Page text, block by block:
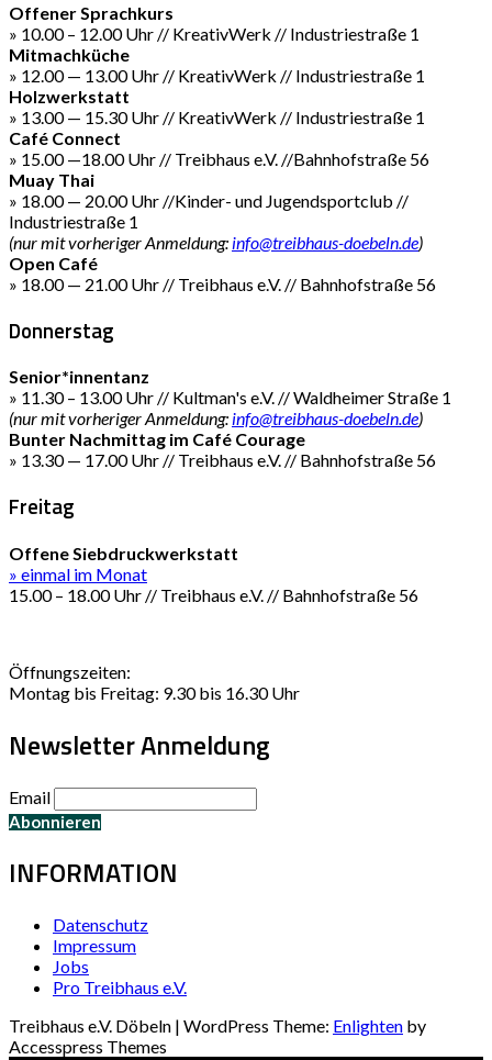
Offener Sprachkurs
» 10.00 – 12.00 Uhr // KreativWerk // Industriestraße 1
Mitmachküche
» 12.00 — 13.00 Uhr // KreativWerk // Industriestraße 1
Holzwerkstatt
» 13.00 — 15.30 Uhr // KreativWerk // Industriestraße 1
Café Connect
» 15.00 —18.00 Uhr // Treibhaus e.V. //Bahnhofstraße 56
Muay Thai
» 18.00 — 20.00 Uhr //Kinder- und Jugendsportclub //
Industriestraße 1
(nur mit vorheriger Anmeldung: info@treibhaus-doebeln.de)
Open Café
» 18.00 — 21.00 Uhr // Treibhaus e.V. // Bahnhofstraße 56
Donnerstag
Senior*innentanz
» 11.30 – 13.00 Uhr // Kultman's e.V. // Waldheimer Straße 1
(nur mit vorheriger Anmeldung: info@treibhaus-doebeln.de)
Bunter Nachmittag im Café Courage
» 13.30 — 17.00 Uhr // Treibhaus e.V. // Bahnhofstraße 56
Freitag
Offene Siebdruckwerkstatt
» einmal im Monat
15.00 – 18.00 Uhr // Treibhaus e.V. // Bahnhofstraße 56
Öffnungszeiten:
Montag bis Freitag: 9.30 bis 16.30 Uhr
Newsletter Anmeldung
Email
INFORMATION
Datenschutz
Impressum
Jobs
Pro Treibhaus e.V.
Treibhaus e.V. Döbeln | WordPress Theme: Enlighten by
Accesspress Themes